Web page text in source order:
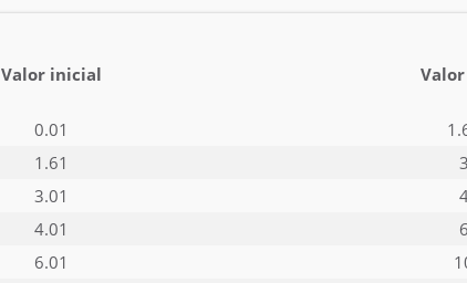
Valor inicial
0.01
1.61 3
3.01
4.01 6
6.01